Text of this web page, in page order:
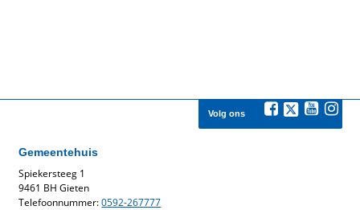
Volg ons
Gemeentehuis
Spiekersteeg 1
9461 BH Gieten
Telefoonnummer:0592-267777